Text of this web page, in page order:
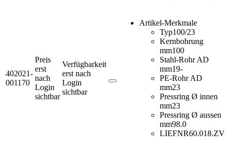
402021-
001170
Preis
erst
nach
Login
sichtbar
Verfügbarkeit
erst nach
Login
sichtbar
Artikel-Merkmale
Typ100/23
Kernbohrung
mm100
Stahl-Rohr AD
mm19-
PE-Rohr AD
mm23
Pressring Ø innen
mm23
Pressring Ø aussen
mm98.0
LIEFNR60.018.ZV